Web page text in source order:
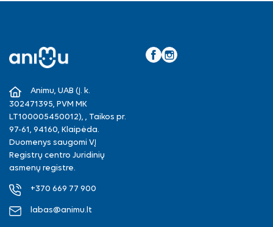
Animu, UAB (Į. k.
302471395, PVM MK
LT100005450012), , Taikos pr.
97-61, 94160, Klaipėda.
Duomenys saugomi VĮ
Registrų centro Juridinių
asmenų registre.
+370 669 77 900
labas@animu.lt